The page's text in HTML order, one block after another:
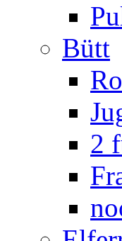
Bütt
2